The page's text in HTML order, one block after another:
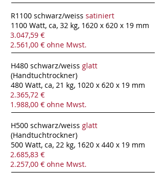
R1100 schwarz/weiss satiniert
1100 Watt, ca, 32 kg, 1620 x 620 x 19 mm
3.047,59 €
2.561,00 € ohne Mwst.
H480 schwarz/weiss glatt
(Handtuchtrockner)
480 Watt, ca, 21 kg, 1020 x 620 x 19 mm
2.365,72 €
1.988,00 € ohne Mwst.
H500 schwarz/weiss glatt
(Handtuchtrockner)
500 Watt, ca, 22 kg, 1620 x 440 x 19 mm
2.685,83 €
2.257,00 € ohne Mwst.